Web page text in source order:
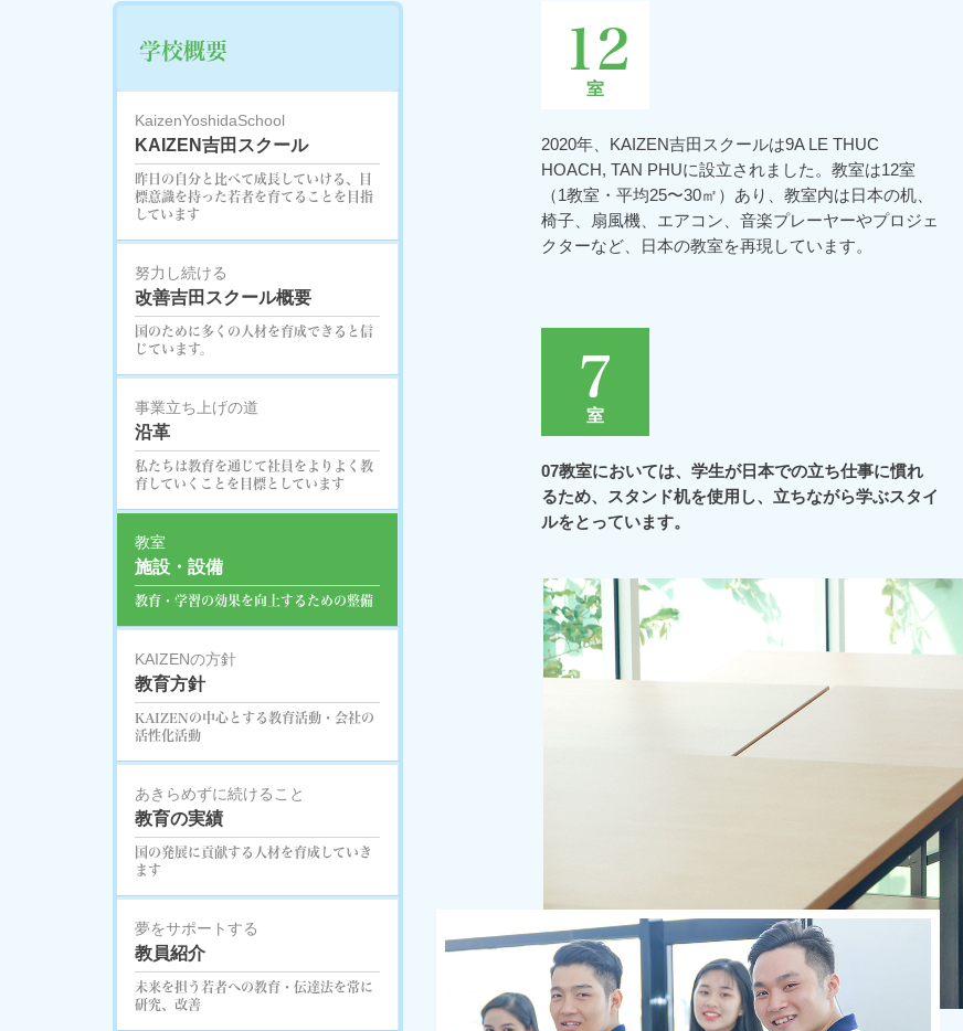
おはようございま
す。
学校概要
KaizenYoshidaSchool
KAIZEN吉田スクール
昨日の自分と比べて成長していける、目
標意識を持った若者を育てることを目指
しています
努力し続ける
改善吉田スクール概要
国のために多くの人材を育成できると信
じています。
事業立ち上げの道
沿革
私たちは教育を通じて社員をよりよく教
育していくことを目標としています
教室
施設・設備
教育・学習の効果を向上するための整備
KAIZENの方針
教育方針
KAIZENの中心とする教育活動・会社の
活性化活動
あきらめずに続けること
教育の実績
国の発展に貢献する人材を育成していき
ます
夢をサポートする
教員紹介
未来を担う若者への教育・伝達法を常に
研究、改善
12
室
2020年、KAIZEN吉田スクールは9A LE THUC
HOACH, TAN PHUに設立されました。教室は12室
（1教室・平均25〜30㎡）あり、教室内は日本の机、
椅子、扇風機、エアコン、音楽プレーヤーやプロジェ
クターなど、日本の教室を再現しています。
7
室
07教室においては、学生が日本での立ち仕事に慣れ
るため、スタンド机を使用し、立ちながら学ぶスタイ
ルをとっています。